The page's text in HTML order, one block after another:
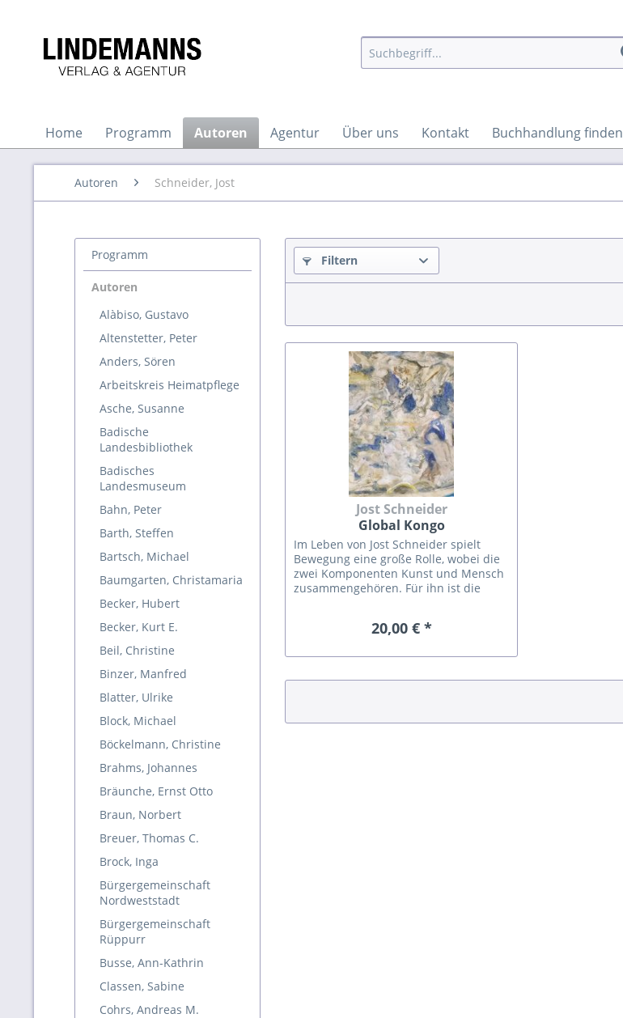
Home Programm Autoren Agentur Über uns Kontakt Buchhandlung finden
Autoren Schneider, Jost
Programm
Autoren
Alàbiso, Gustavo
Altenstetter, Peter
Anders, Sören
Arbeitskreis Heimatpflege
Asche, Susanne
Badische
Landesbibliothek
Badisches
Landesmuseum
Bahn, Peter
Barth, Steffen
Bartsch, Michael
Baumgarten, Christamaria
Becker, Hubert
Becker, Kurt E.
Beil, Christine
Binzer, Manfred
Blatter, Ulrike
Block, Michael
Böckelmann, Christine
Brahms, Johannes
Bräunche, Ernst Otto
Braun, Norbert
Breuer, Thomas C.
Brock, Inga
Bürgergemeinschaft
Nordweststadt
Bürgergemeinschaft
Rüppurr
Busse, Ann-Kathrin
Classen, Sabine
Cohrs, Andreas M.
Filtern
Jost Schneider
Global Kongo
Im Leben von Jost Schneider spielt
Bewegung eine große Rolle, wobei die
zwei Komponenten Kunst und Mensch
zusammengehören. Für ihn ist die
Drang, sich immer...
20,00 € *